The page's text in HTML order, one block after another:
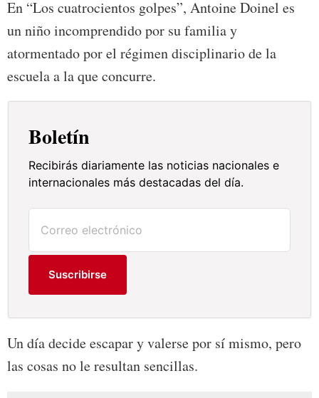
En “Los cuatrocientos golpes”, Antoine Doinel es
un niño incomprendido por su familia y
atormentado por el régimen disciplinario de la
escuela a la que concurre.
Boletín
Recibirás diariamente las noticias nacionales e
internacionales más destacadas del día.
Suscribirse
Un día decide escapar y valerse por sí mismo, pero
las cosas no le resultan sencillas.